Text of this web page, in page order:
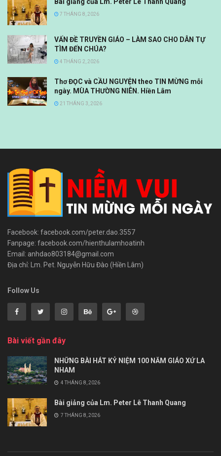
7 THÁNG 8, 2026
VẤN ĐỀ TRUYỀN GIÁO – LÀM SAO CHO DÂN TỰ
TÌM ĐẾN CHÚA?
4 THÁNG 2, 2026
Thơ ĐỌC và CẦU NGUYỆN theo TIN MỪNG mỗi
ngày. MÙA THƯỜNG NIÊN. Hiền Lâm
21 THÁNG 3, 2026
Facebook: facebook.com/peter.dao.3557
Fanpage: facebook.com/hienthulamhoatinh
Email: anhdao803184@gmail.com
Địa chỉ: Lm. Pet. Nguyễn Hữu Đào (Hiền Lâm)
Follow Us
Bài viết gần đây
NHỮNG BÀI HÁT KỶ NIỆM 100 NĂM GIÁO XỨ LA
NHAM
4 THÁNG 8, 2026
Bài giảng của Lm. Peter Lê Thanh Quang
7 THÁNG 8, 2026